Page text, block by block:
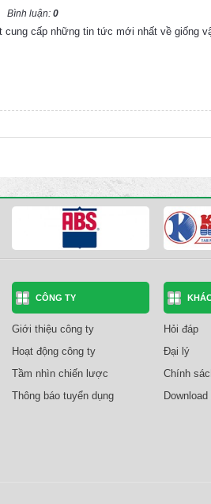
Bình luận: 0
cấp những tin tức mới nhất về giống
CÔNG TY
Giới thiệu công ty
Hoạt động công ty
Tầm nhìn chiến lược
Thông báo tuyển dụng
Hỏi đáp
Đại lý
Chính